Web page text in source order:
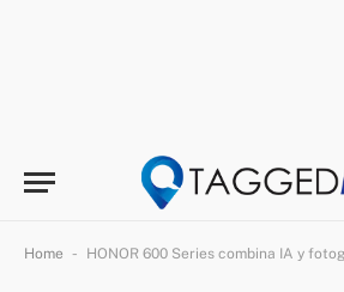
Home - HONOR 600 Series combina IA y fotografía